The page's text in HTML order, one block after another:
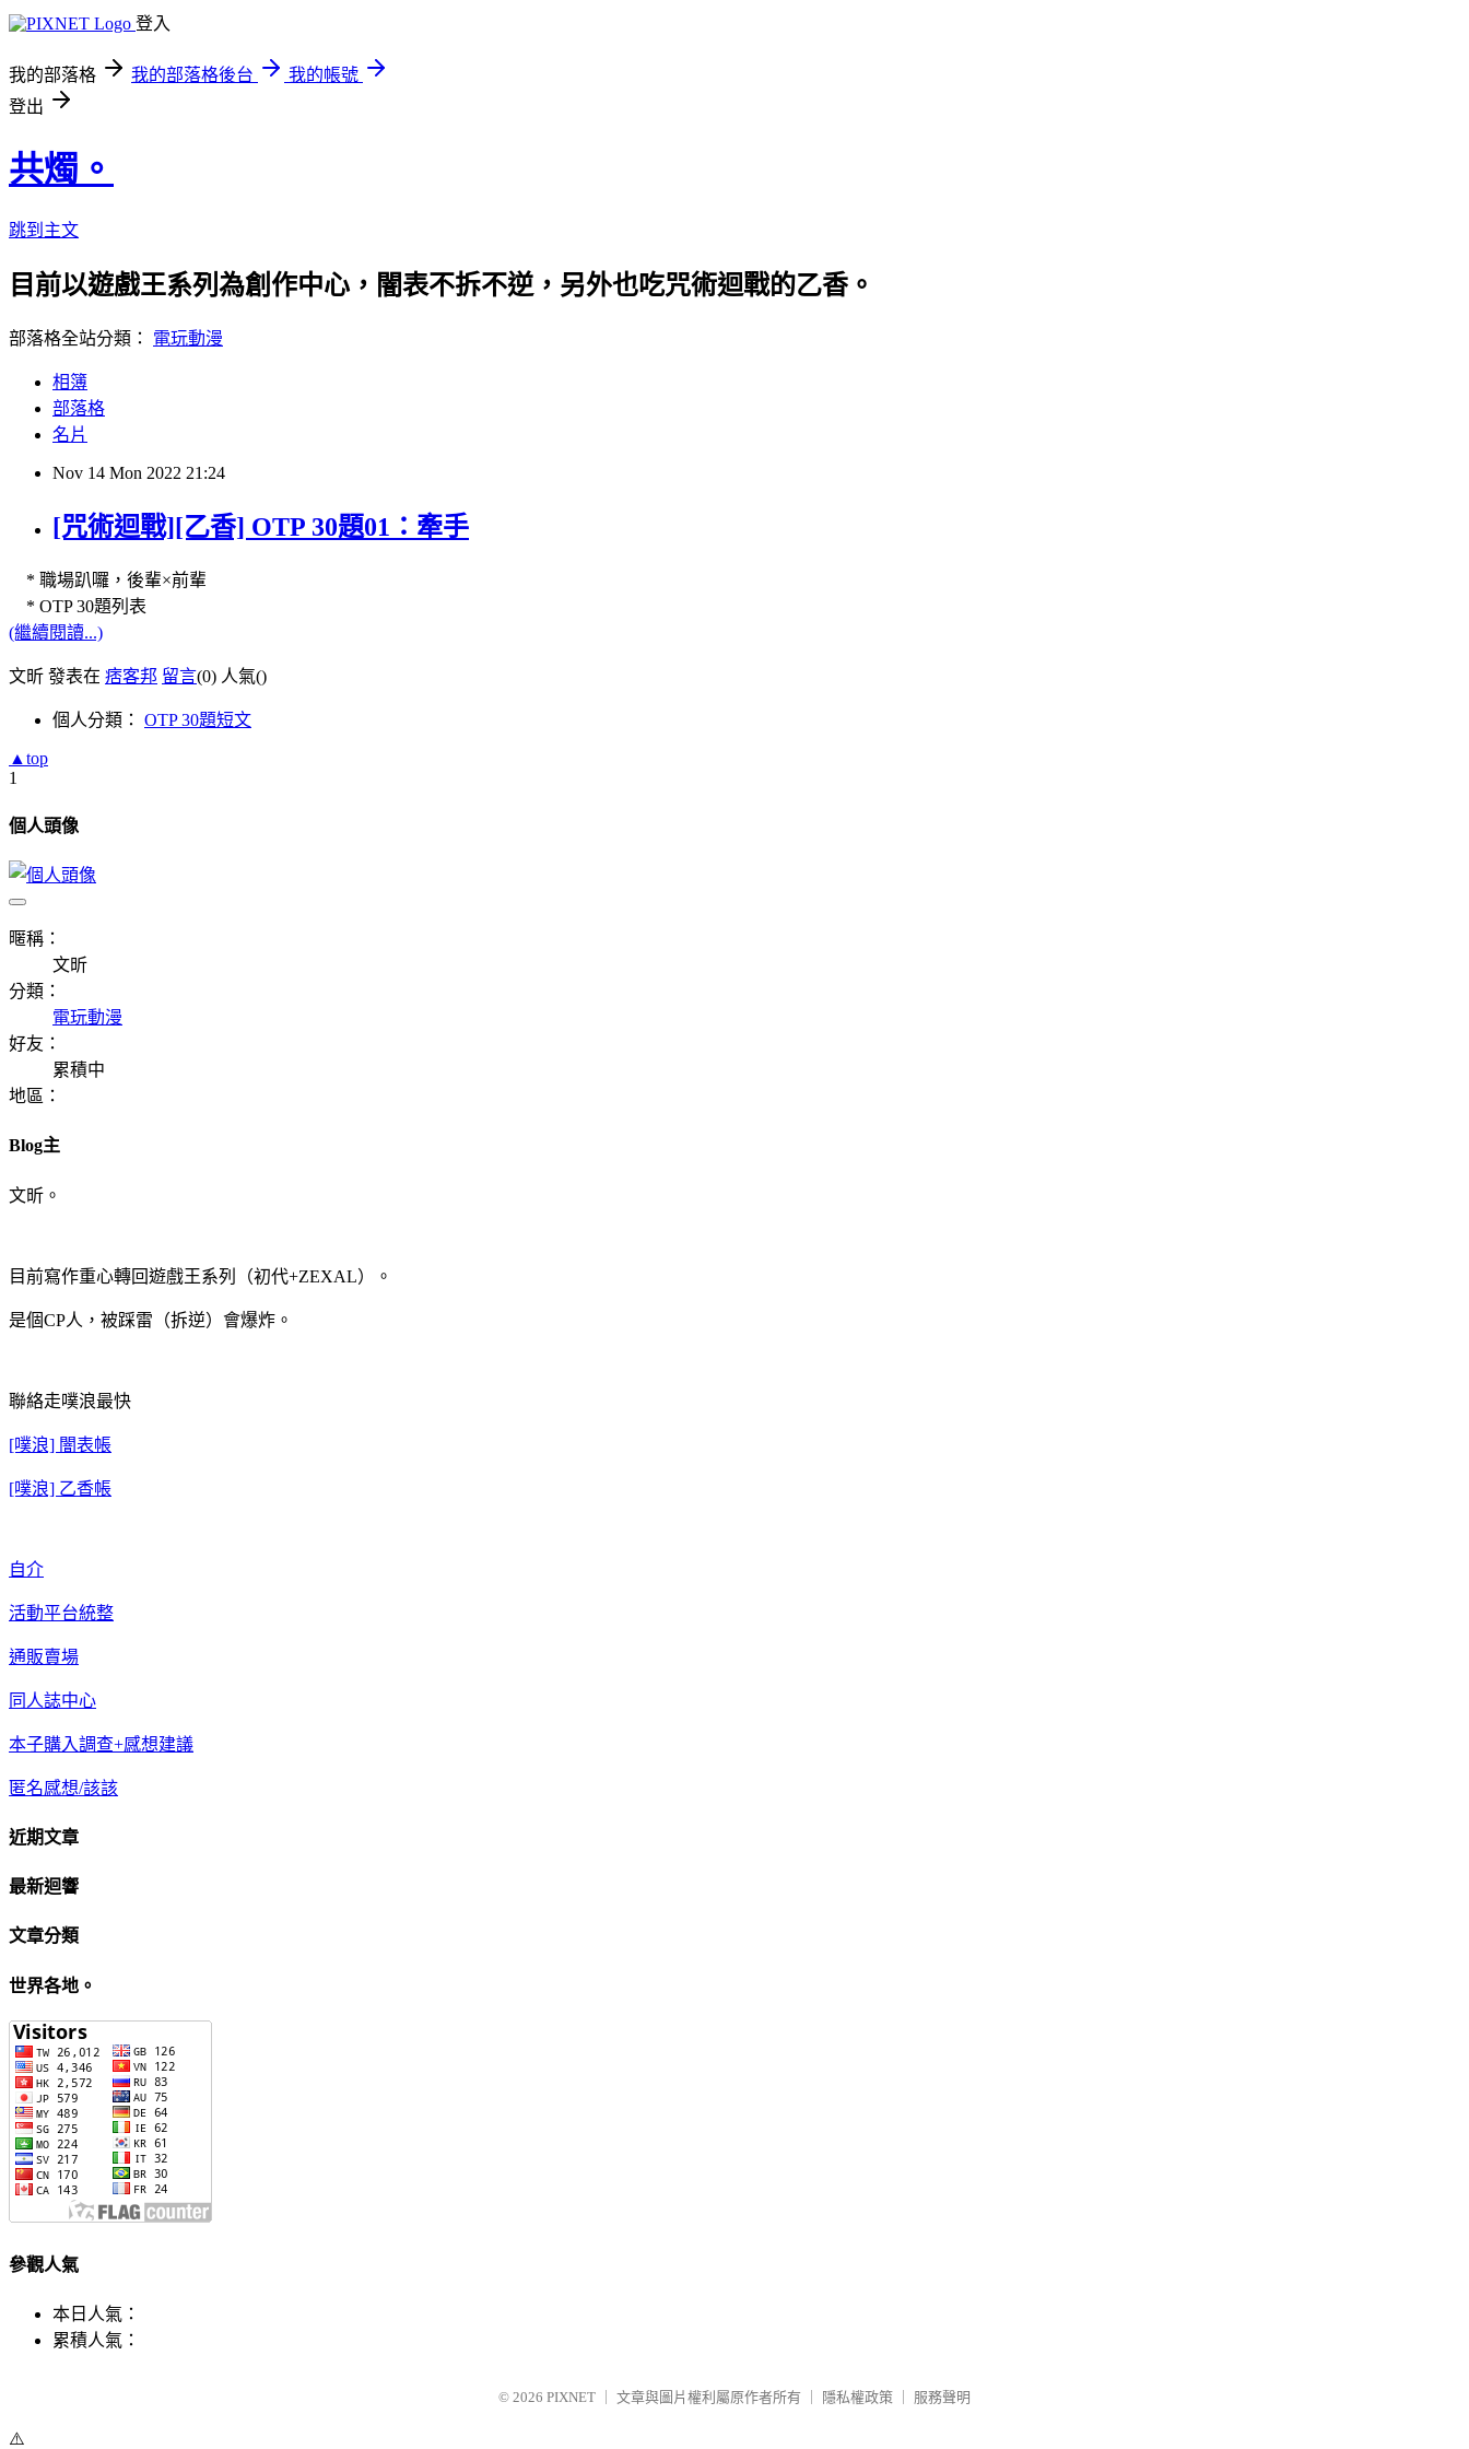
登入
我的部落格 我的部落格後台
我的帳號
登出
共燭。
跳到主文
目前以遊戲王系列為創作中心，闇表不拆不逆，另外也吃咒術迴戰的乙香。
部落格全站分類： 電玩動漫
相簿
部落格
名片
Nov 14 Mon 2022 21:24
[咒術迴戰][乙香] OTP 30題01：牽手
* 職場趴囉，後輩×前輩
* OTP 30題列表
(繼續閱讀...)
文昕 發表在 痞客邦 留言(0) 人氣()
個人分類： OTP 30題短文
▲top
1
個人頭像
暱稱：
文昕
分類：
電玩動漫
好友：
累積中
地區：
Blog主
文昕。
目前寫作重心轉回遊戲王系列（初代+ZEXAL）。
是個CP人，被踩雷（拆逆）會爆炸。
聯絡走噗浪最快
[噗浪] 闇表帳
[噗浪] 乙香帳
自介
活動平台統整
通販賣場
同人誌中心
本子購入調查+感想建議
匿名感想/該該
近期文章
最新迴響
文章分類
世界各地。
參觀人氣
本日人氣：
累積人氣：
© 2026 PIXNET 文章與圖片權利屬原作者所有 隱私權政策 服務聲明
⚠️